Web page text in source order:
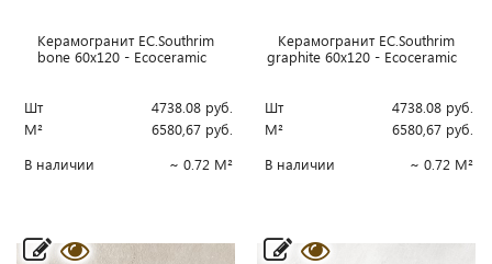
Керамогранит EC.Southrim
bone 60x120 - Ecoceramic
Шт 4738.08 руб.
М²
6580,67 руб.
В наличии
~ 0.72 М²
Керамогранит EC.Southrim
graphite 60x120 - Ecoceramic
Шт 4738.08 руб.
М²
6580,67 руб.
В наличии
~ 0.72 М²